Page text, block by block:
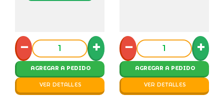
− +
AGREGAR A PEDIDO
VER DETALLES
− +
AGREGAR A PEDIDO
VER DETALLES